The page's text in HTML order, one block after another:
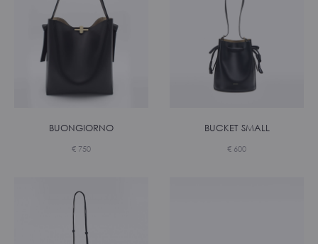
BUONGIORNO
€ 750
BUCKET SMALL
€ 600